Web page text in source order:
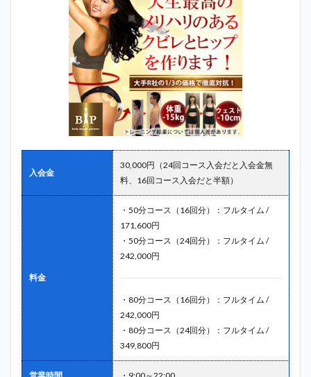
入会金
30,000円（24回コース入会だと入会金無
料、16回コース入会だと半額）
料金
・50分コース（16回分）：フルタイム /
171,600円
・50分コース（24回分）：フルタイム /
242,000円
・80分コース（16回分）：フルタイム /
242,000円
・80分コース（24回分）：フルタイム /
349,800円